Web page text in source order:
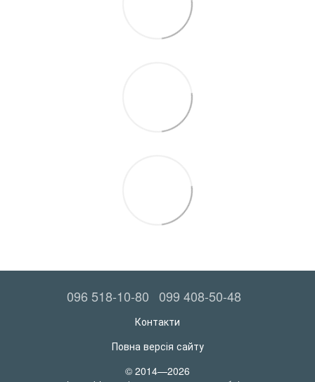
096 518-10-80 099 408-50-48
Контакти
Повна версія сайту
© 2014—2026